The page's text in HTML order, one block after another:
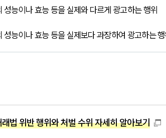
성능이나 효능 등을 실제와 다르게 광고하는 행위
성능이나 효능 등을 실제보다 과장하여 광고하는 행
법 위반 행위와 처벌 수위 자세히 알아보기